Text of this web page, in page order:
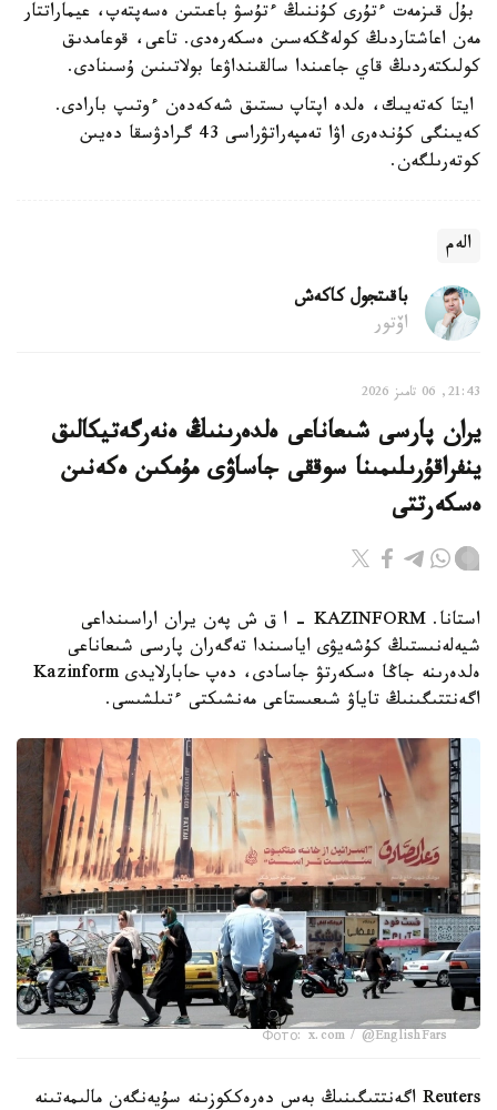
بۇل قىزمەت ءتۇرى كۇننىڭ ءتۇسۋ باعىتىن ەسەپتەپ، عيماراتتار
مەن اعاشتاردىڭ كولەڭكەسىن ەسكەرەدى. تاعى، قوعامدىق
كولىكتەردىڭ قاي جاعىندا سالقىنداۋعا بولاتىنىن ۇسىنادى.
ايتا كەتەيىك، ەلدە اپتاپ ىستىق شەكەدەن ءوتىپ بارادى.
كەيىنگى كۇندەرى اۋا تەمپەراتۋراسى 43 گرادۋسقا دەيىن
كوتەرىلگەن.
الەم
باقىتجول كاكەش
اۆتور
21:43, 06 تامىز 2026
يران پارسى شىعاناعى ەلدەرىنىڭ ەنەرگەتيكالىق
ينفراقۇرىلىمىنا سوققى جاساۋى مۇمكىن ەكەنىن
ەسكەرتتى
استانا. KAZINFORM - ا ق ش پەن يران اراسىنداعى
شيەلەنىستىڭ كۇشەيۋى اياسىندا تەگەران پارسى شىعاناعى
ەلدەرىنە جاڭا ەسكەرتۋ جاسادى، دەپ حابارلايدى Kazinform
اگەنتتىگىنىڭ تاياۋ شىعىستاعى مەنشىكتى ءتىلشىسى.
Фото: x.com / @EnglishFars
Reuters اگەنتتىگىنىڭ بەس دەرەككوزىنە سۇيەنگەن مالىمەتىنە